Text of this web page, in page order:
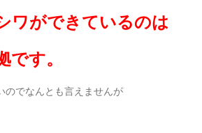
ワができているのは
です。
のでなんとも言えませんが